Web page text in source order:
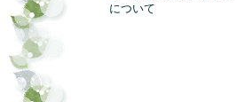
について